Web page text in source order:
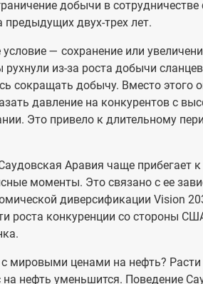
добычи в
предыдущих двух-трех лет.
— сохранение или
рухнули из-за роста добычи
сокращать добычу. Вместо этого
давление на конкурентов с
Это привело к длительному
Аравия чаще
моменты. Это связано с ее
диверсификации Vision
роста конкуренции со стороны
мировыми ценами на нефть?
нефть уменьшится. Поведение